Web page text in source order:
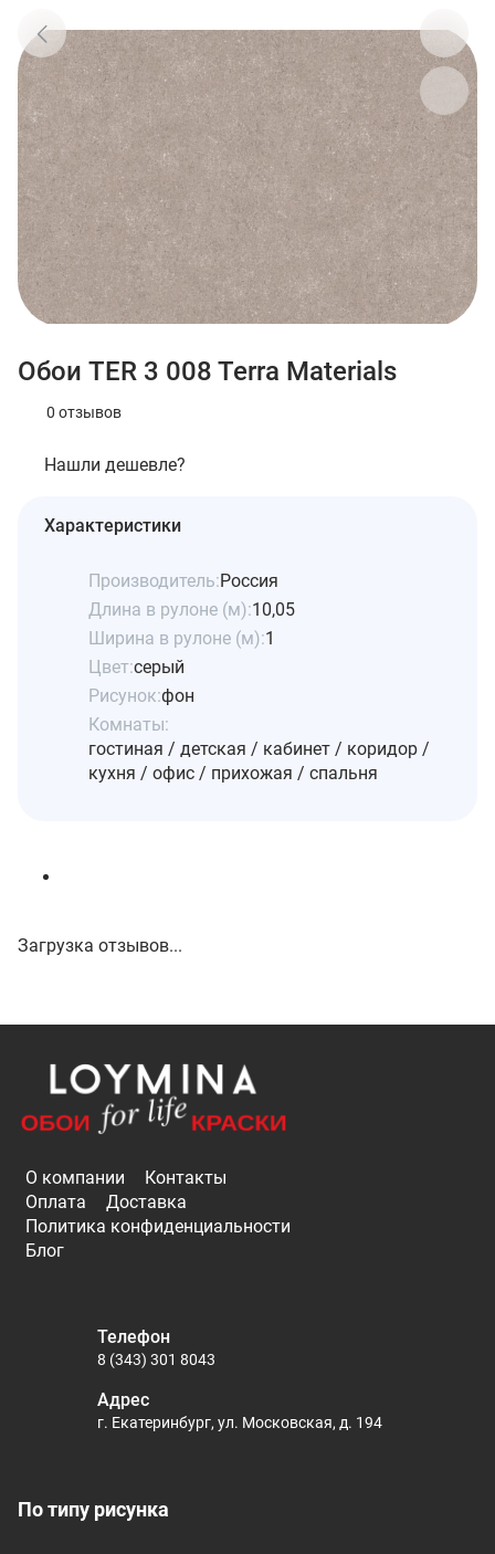
Обои TER 3 008 Terra Materials
0 отзывов
Нашли дешевле?
Характеристики
Производитель:Россия
Длина в рулоне (м):10,05
Ширина в рулоне (м):1
Цвет:серый
Рисунок:фон
Комнаты:
гостиная / детская / кабинет / коридор /
кухня / офис / прихожая / спальня
Загрузка отзывов...
О компании
Контакты
Оплата
Доставка
Политика конфиденциальности
Блог
По типу рисунка
Телефон
8 (343) 301 8043
Адрес
г. Екатеринбург, ул. Московская, д. 194